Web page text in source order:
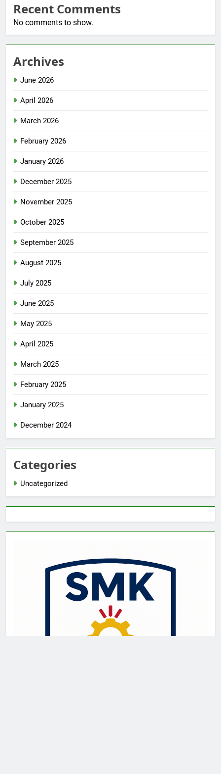
Recent Comments
No comments to show.
Archives
June 2026
April 2026
March 2026
February 2026
January 2026
December 2025
November 2025
October 2025
September 2025
August 2025
July 2025
June 2025
May 2025
April 2025
March 2025
February 2025
January 2025
December 2024
Categories
Uncategorized